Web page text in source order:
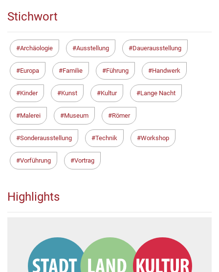
Stichwort
Archäologie Ausstellung Dauerausstellung
Europa Familie Führung Handwerk
Kinder Kunst Kultur Lange Nacht
Malerei Museum Römer
Sonderausstellung Technik Workshop
Vorführung Vortrag
Highlights